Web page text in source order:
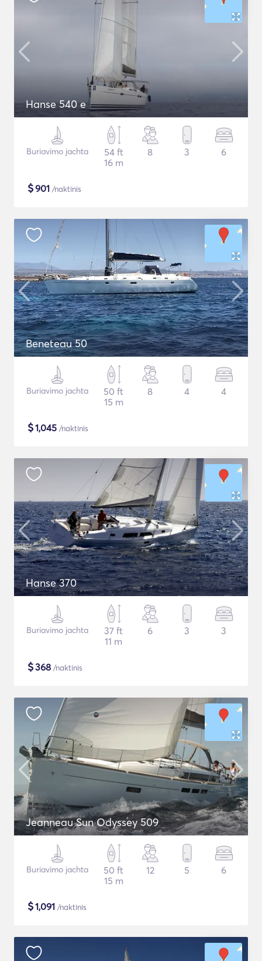
Hanse 540 e
Buriavimo jachta
54 ft
16 m
8 3 6
$901 /naktinis
Beneteau 50
Buriavimo jachta
50 ft
15 m
8 4 4
$1,045 /naktinis
Hanse 370
Buriavimo jachta
37 ft
11 m
6 3 3
$368 /naktinis
Jeanneau Sun Odyssey 509
Buriavimo jachta
50 ft
15 m
12 5 6
$1,091 /naktinis